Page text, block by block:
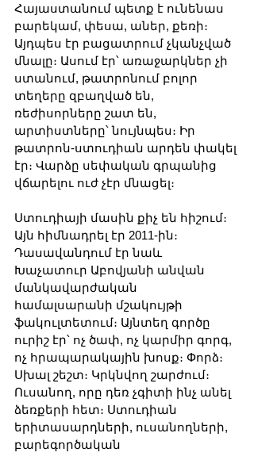
Հայաստանում պետք է ունենաս
բարեկամ, փեսա, աներ, քեռի։
Այդպես էր բացատրում չկանչված
մնալը։ Ասում էր՝ առաջարկներ չի
ստանում, թատրոնում բոլոր
տեղերը զբաղված են,
ռեժիսորները շատ են,
արտիստները՝ նույնպես։ Իր
թատրոն-ստուդիան արդեն փակել
էր։ Վարձը սեփական գրպանից
վճարելու ուժ չէր մնացել։
Ստուդիայի մասին քիչ են հիշում։
Այն հիմնադրել էր 2011-ին։
Դասավանդում էր նաև
Խաչատուր Աբովյանի անվան
մանկավարժական
համալսարանի մշակույթի
ֆակուլտետում։ Այնտեղ գործը
ուրիշ էր՝ ոչ ծափ, ոչ կարմիր գորգ,
ոչ հրապարակային խոսք։ Փորձ։
Սխալ շեշտ։ Կրկնվող շարժում։
Ուսանող, որը դեռ չգիտի ինչ անել
ձեռքերի հետ։ Ստուդիան
երիտասարդների, ուսանողների,
բարեգործական